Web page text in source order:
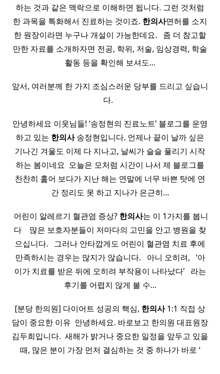
하는 것과 같은 맥락으로 이해하면 됩니다. 그런 것처럼
한 과목을 특화해서 진료하는 것이죠. 한의사면허를 소지
한 원장이라면 누구나 개설이 가능한데요. ​ ​ 좀 더 참고할
만한 자료를 소개하자면 전공, 학위, 저술, 임상경력, 학술
활동 등을 확인해 보셔도…
앞서, 여러분께 한 가지 조심스러운 당부를 드리고 싶습니
다. ​ ​
안녕하세요 이웃님들! ‘송정현의 진료노트’ 블로그를 운영
하고 있는 한의사송정현입니다. 언제나 끝이 날까 싶은
기나긴 겨울도 이제 다 지나고, 날씨가 슬슬 풀리기 시작
하는 봄이네요 ​ 오늘은 모처럼 시간이 나서 제 블로그를
찬찬히 훑어 보다가 지난 해는 연말에 너무 바쁜 탓에 연
간 정리도 못 하고 지나가 은근히…
​ 어린이 알레르기 혈관염 증상? 한의사는 이 1가지를 봅니
다 ​ ​ ​ 많은 보호자분들이 저마다의 고민을 안고 병원을 찾
으십니다. ​ ​ 그러나 안타깝게도 어린이 혈관염 치료 후에
만족하시는 경우는 많지가 않습니다. ​ ​ 아니 오히려, ​ ​ ‘아
이가 치료를 받은 뒤에 오히려 부작용이 나타났다’ ​ ​ 라는
후기를 어렵지 않게 볼 수…
[분당 한의원] 다이어트 성공의 핵심, 한의사1:1 직접 상
담이 중요한 이유 ​ 안녕하세요. 바로보고 한의원 대표원장
김두희입니다. ​ 새해가 밝거나 중요한 일정을 앞두고 있을
때, 많은 분이 가장 먼저 결심하는 것 중 하나가 바로 ‘